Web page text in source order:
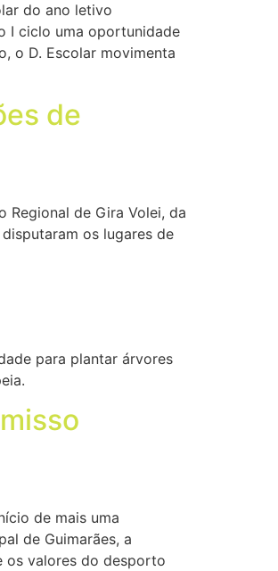
do ano letivo
I ciclo uma oportunidade
o D. Escolar movimenta
de
Regional de Gira Volei, da
os lugares de
para plantar árvores
de mais uma
de Guimarães, a
os valores do desporto